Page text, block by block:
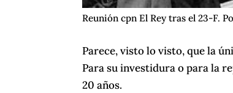
Reunión cpn El Rey tras el 23-F.
Parece, visto lo visto, que la
Para su investidura o para la
20 años.